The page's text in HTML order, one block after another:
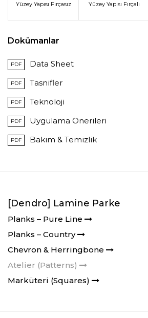
Yüzey Yapısı Fırçasız Yüzey Yapısı Fırçalı
Dokümanlar
PDF Data Sheet
PDF Tasnifler
PDF Teknoloji
PDF Uygulama Önerileri
PDF Bakım & Temizlik
[Dendro] Lamine Parke
Planks – Pure Line
Planks – Country
Chevron & Herringbone
Atelier (Patterns)
Marküteri (Squares)